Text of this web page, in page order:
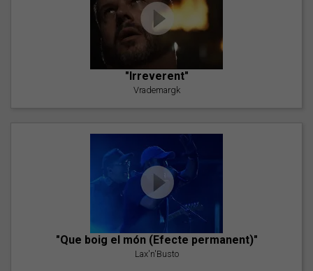
"Irreverent"
Vrademargk
"Que boig el món (Efecte permanent)"
Lax'n'Busto